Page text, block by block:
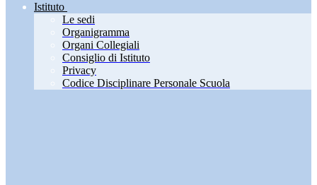
Istituto
Le sedi
Organigramma
Organi Collegiali
Consiglio di Istituto
Privacy
Codice Disciplinare Personale Scuola